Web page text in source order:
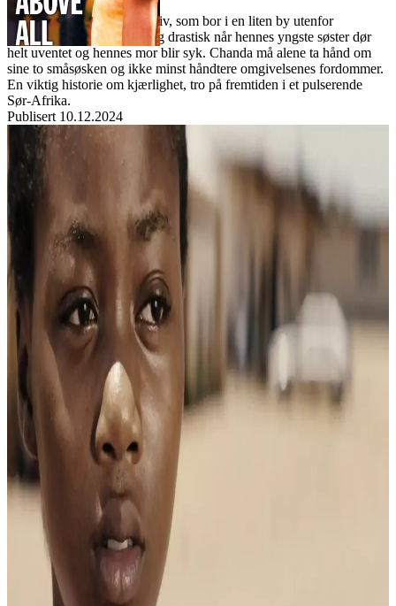
Den 12 år gamle Chandas liv, som bor i en liten by utenfor
Johannesburg, forandrer seg drastisk når hennes yngste søster dør
helt uventet og hennes mor blir syk. Chanda må alene ta hånd om
sine to småsøsken og ikke minst håndtere omgivelsenes fordommer.
En viktig historie om kjærlighet, tro på fremtiden i et pulserende
Sør-Afrika.
Publisert 10.12.2024